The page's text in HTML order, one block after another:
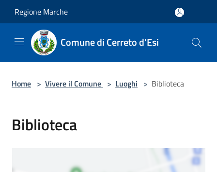
Regione Marche
Comune di Cerreto d'Esi
Home > Vivere il Comune > Luoghi > Biblioteca
Biblioteca